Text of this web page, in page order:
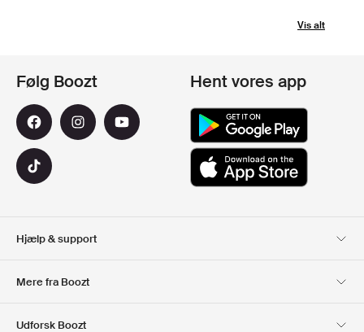
Vis alt
Hjælp & support
Mere fra Boozt
Udforsk Boozt
Følg Boozt Hent vores app